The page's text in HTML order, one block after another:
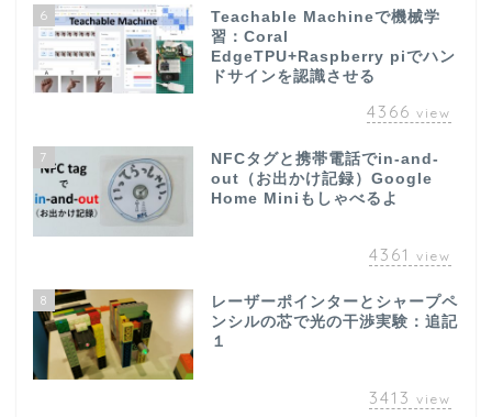
6
Teachable Machineで機械学
習：Coral
EdgeTPU+Raspberry piでハン
ドサインを認識させる
4366 view
7
NFCタグと携帯電話でin-and-
out（お出かけ記録）Google
Home Miniもしゃべるよ
4361 view
8
レーザーポインターとシャープペ
ンシルの芯で光の干渉実験：追記
１
3413 view